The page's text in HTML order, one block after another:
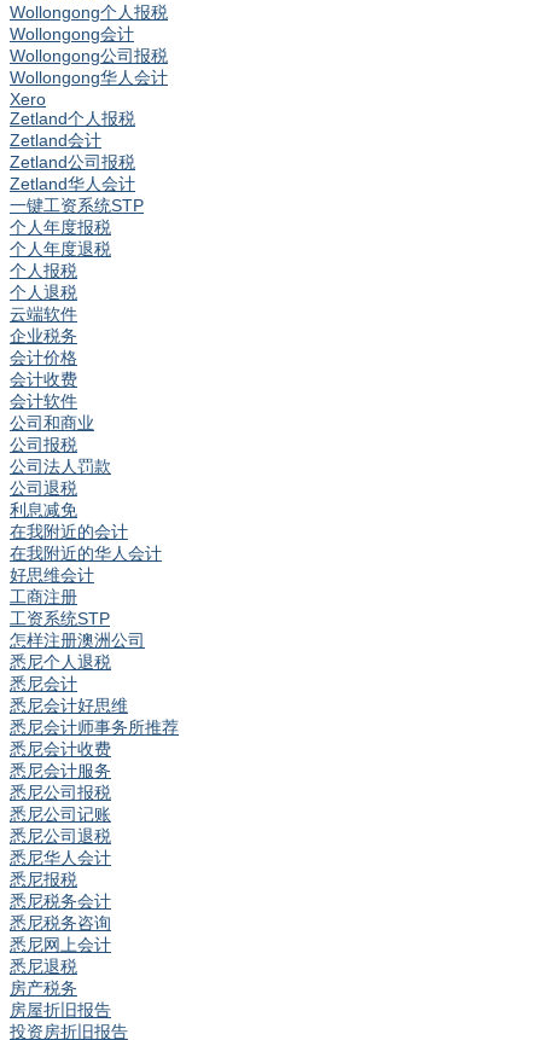
Wollongong个人报税
Wollongong会计
Wollongong公司报税
Wollongong华人会计
Xero
Zetland个人报税
Zetland会计
Zetland公司报税
Zetland华人会计
一键工资系统STP
个人年度报税
个人年度退税
个人报税
个人退税
云端软件
企业税务
会计价格
会计收费
会计软件
公司和商业
公司报税
公司法人罚款
公司退税
利息减免
在我附近的会计
在我附近的华人会计
好思维会计
工商注册
工资系统STP
怎样注册澳洲公司
悉尼个人退税
悉尼会计
悉尼会计好思维
悉尼会计师事务所推荐
悉尼会计收费
悉尼会计服务
悉尼公司报税
悉尼公司记账
悉尼公司退税
悉尼华人会计
悉尼报税
悉尼税务会计
悉尼税务咨询
悉尼网上会计
悉尼退税
房产税务
房屋折旧报告
投资房折旧报告